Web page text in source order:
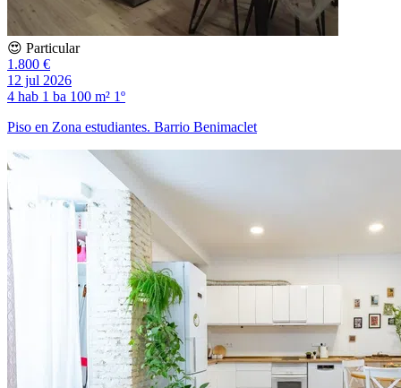
😍 Particular
1.800 €
12 jul 2026
4 hab 1 ba 100 m² 1º
Piso en Zona estudiantes. Barrio Benimaclet